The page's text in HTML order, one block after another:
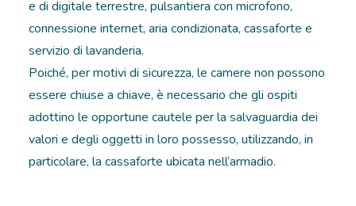
e di digitale terrestre, pulsantiera con microfono,
connessione internet, aria condizionata, cassaforte e
servizio di lavanderia.
Poiché, per motivi di sicurezza, le camere non possono
essere chiuse a chiave, è necessario che gli ospiti
adottino le opportune cautele per la salvaguardia dei
valori e degli oggetti in loro possesso, utilizzando, in
particolare, la cassaforte ubicata nell’armadio.